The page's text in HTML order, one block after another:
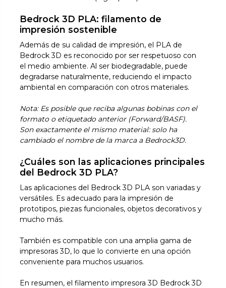
Bedrock 3D PLA: filamento de
impresión sostenible
Además de su calidad de impresión, el PLA de
Bedrock 3D es reconocido por ser respetuoso con
el medio ambiente. Al ser biodegradable, puede
degradarse naturalmente, reduciendo el impacto
ambiental en comparación con otros materiales.
Nota: Es posible que reciba algunas bobinas con el
formato o etiquetado anterior (Forward/BASF).
Son exactamente el mismo material: solo ha
cambiado el nombre de la marca a Bedrock3D.
¿Cuáles son las aplicaciones principales
del Bedrock 3D PLA?
Las aplicaciones del Bedrock 3D PLA son variadas y
versátiles. Es adecuado para la impresión de
prototipos, piezas funcionales, objetos decorativos y
mucho más.
También es compatible con una amplia gama de
impresoras 3D, lo que lo convierte en una opción
conveniente para muchos usuarios.
En resumen, el filamento impresora 3D Bedrock 3D